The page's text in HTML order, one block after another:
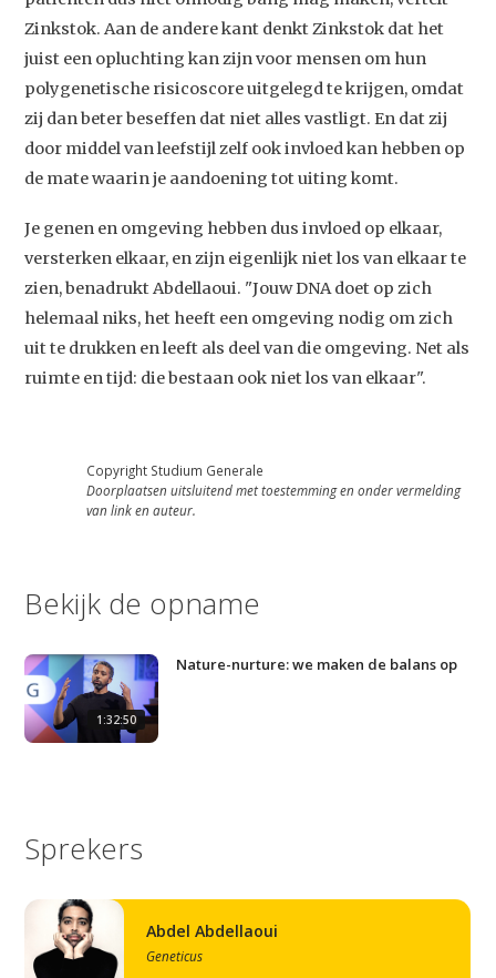
Zinkstok. Aan de andere kant denkt Zinkstok dat het
juist een opluchting kan zijn voor mensen om hun
polygenetische risicoscore uitgelegd te krijgen, omdat
zij dan beter beseffen dat niet alles vastligt. En dat zij
door middel van leefstijl zelf ook invloed kan hebben op
de mate waarin je aandoening tot uiting komt.
Je genen en omgeving hebben dus invloed op elkaar,
versterken elkaar, en zijn eigenlijk niet los van elkaar te
zien, benadrukt Abdellaoui. "Jouw DNA doet op zich
helemaal niks, het heeft een omgeving nodig om zich
uit te drukken en leeft als deel van die omgeving. Net als
ruimte en tijd: die bestaan ook niet los van elkaar".
Copyright Studium Generale
Doorplaatsen uitsluitend met toestemming en onder vermelding
van link en auteur.
Bekijk de opname
1:32:50
Nature-nurture: we maken de balans op
Sprekers
Abdel Abdellaoui
Geneticus